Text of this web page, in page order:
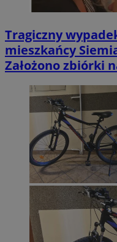
Tragiczny
mieszkańcy
Założono zbiórki